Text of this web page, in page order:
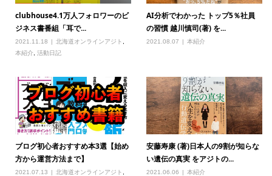
clubhouse4.1万人フォロワーのビ
ジネス書番組「耳で...
2021.11.18 北海道オンラインアジト
本紹介
活動日記
AI分析でわかった トップ5％社員
の習慣 越川慎司(著) を...
2021.08.07 本紹介
ブログ初心者おすすめ本3選【始め
方から運営方法まで】
2021.07.13 北海道オンラインアジト
安藤寿康 (著)日本人の9割が知らな
い遺伝の真実 をアジトの...
2021.06.06 本紹介